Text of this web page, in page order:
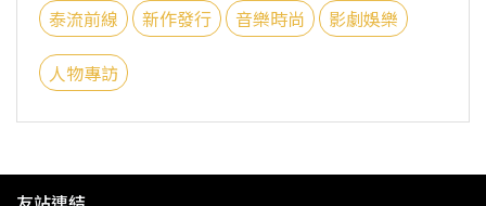
泰流前線 新作發行 音樂時尚 影劇娛樂
人物專訪